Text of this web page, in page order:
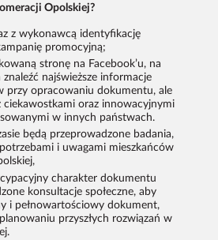
Opolskiej?
z wykonawcą identyfikację
promocyjną;
stronę na Facebook’u, na
najświeższe informacje
przy opracowaniu dokumentu, ale
ciekawostkami oraz innowacyjnymi
w innych państwach.
będą przeprowadzone badania,
i uwagami mieszkańców
charakter dokumentu
konsultacje społeczne, aby
i pełnowartościowy dokument,
przyszłych rozwiązań w